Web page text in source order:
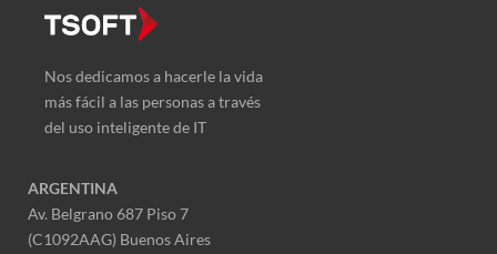
Nos dedicamos a hacerle la vida
más fácil a las personas a través
del uso inteligente de IT
ARGENTINA
Av. Belgrano 687 Piso 7
(C1092AAG) Buenos Aires